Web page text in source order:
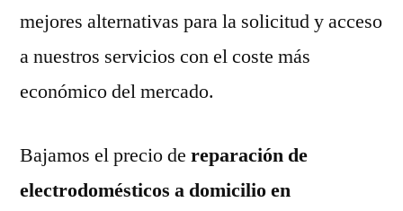
mejores alternativas para la solicitud y acceso
a nuestros servicios con el coste más
económico del mercado.
Bajamos el precio de reparación de
electrodomésticos a domicilio en